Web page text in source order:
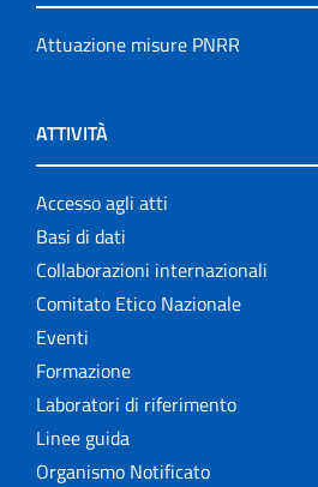
Attuazione misure PNRR
ATTIVITÀ
Accesso agli atti
Basi di dati
Collaborazioni internazionali
Comitato Etico Nazionale
Eventi
Formazione
Laboratori di riferimento
Linee guida
Organismo Notificato